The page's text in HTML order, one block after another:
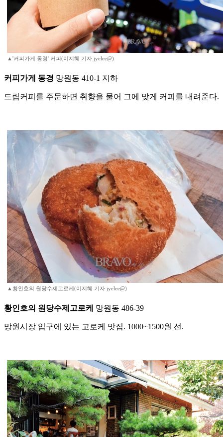
▲'커피가게 동경' 커피(이지혜 기자 jyelee@)
커피가게 동경 망원동 410-1 지하
드립커피를 주문하면 취향을 물어 그에 맞게 커피를 내려준다.
▲황인호의 원당수제고로케(이지혜 기자 jyelee@)
황인호의 원당수제고로케 망원동 486-39
망원시장 입구에 있는 고로케 맛집. 1000~1500원 선.